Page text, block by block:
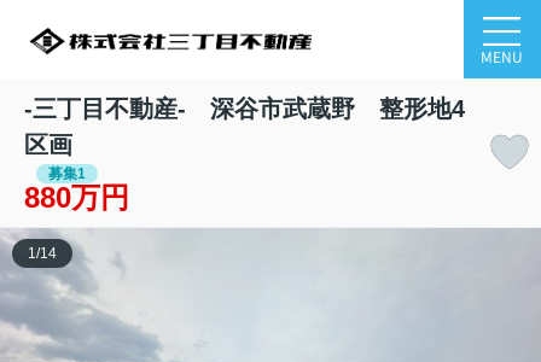
MENU
-三丁目不動産- 深谷市武蔵野 整形地4
区画
募集1
880万円
1 /14